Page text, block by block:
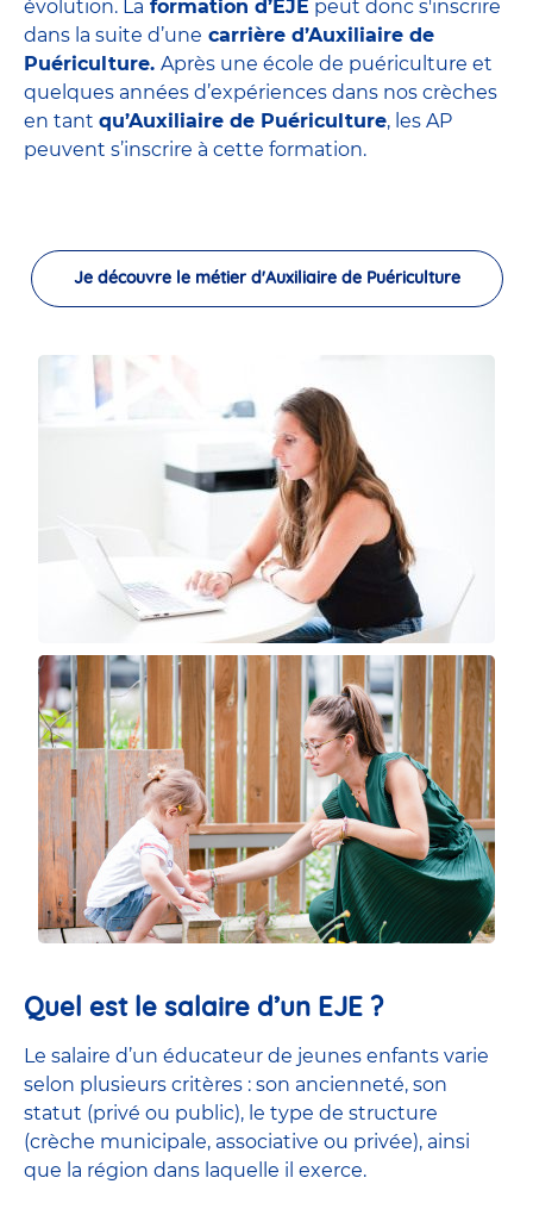
évolution. La formation d’EJE peut donc s'inscrire
dans la suite d’une carrière d’Auxiliaire de
Puériculture. Après une école de puériculture et
quelques années d’expériences dans nos crèches
en tant qu’Auxiliaire de Puériculture, les AP
peuvent s’inscrire à cette formation.
Je découvre le métier d'Auxiliaire de Puériculture
Quel est le salaire d’un EJE ?
Le salaire d’un éducateur de jeunes enfants varie
selon plusieurs critères : son ancienneté, son
statut (privé ou public), le type de structure
(crèche municipale, associative ou privée), ainsi
que la région dans laquelle il exerce.